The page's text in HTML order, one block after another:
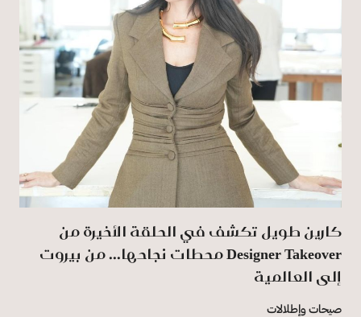
كارين طويل تكشف في الحلقة الأخيرة من
‏Designer ‎Takeover‏ محطات نجاحها... من بيروت
إلى ‏العالمية
صيحات وإطلالات